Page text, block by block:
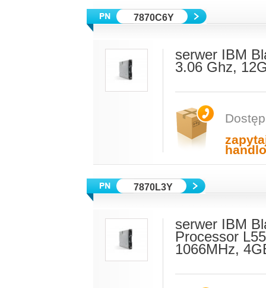
7870C6Y
serwer IBM
3.06 Ghz,
7870L3Y
serwer IBM
Processor
1066MHz,